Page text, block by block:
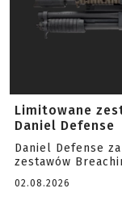
Limitowane
Daniel Defense
Daniel Defense
zestawów
02.08.2026